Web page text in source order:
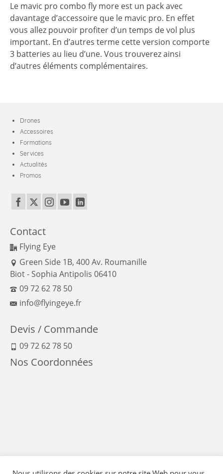
Le mavic pro combo fly more est un pack avec
davantage d’accessoire que le mavic pro. En effet
vous allez pouvoir profiter d’un temps de vol plus
important. En d’autres terme cette version comporte
3 batteries au lieu d’une. Vous trouverez ainsi
d’autres éléments complémentaires.
Drones
Accessoires
Formations
Services
Actualités
Promos
Contact
Flying Eye
Green Side 1B, 400 Av. Roumanille
Biot - Sophia Antipolis 06410
09 72 62 78 50
info@flyingeye.fr
Devis / Commande
09 72 62 78 50
Nos Coordonnées